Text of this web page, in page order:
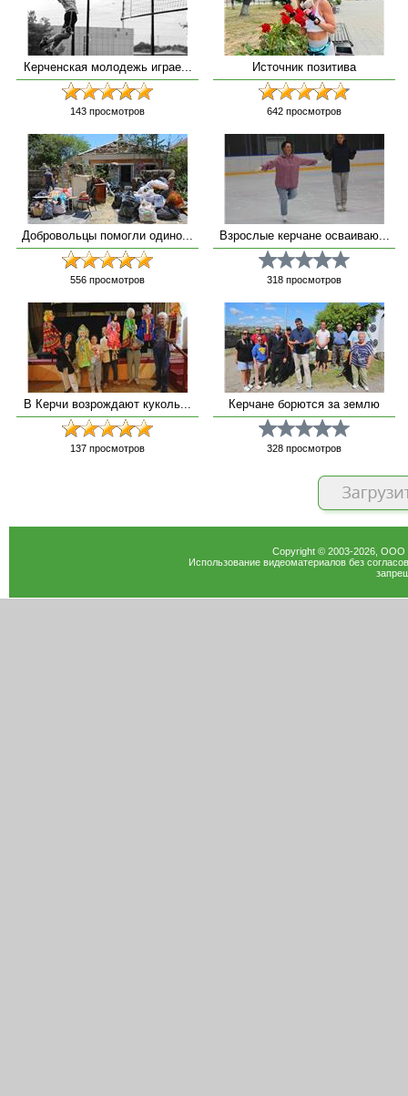
Керченская молодежь играе...
143 просмотров
Источник позитива
642 просмотров
Добровольцы помогли одино...
556 просмотров
Взрослые керчане осваиваю...
318 просмотров
В Керчи возрождают куколь...
137 просмотров
Керчане борются за землю
328 просмотров
Copyright © 2003-2026, ООО
Использование видеоматериалов без